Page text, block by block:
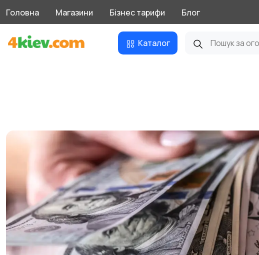
Головна Магазини Бізнес тарифи Блог
Каталог